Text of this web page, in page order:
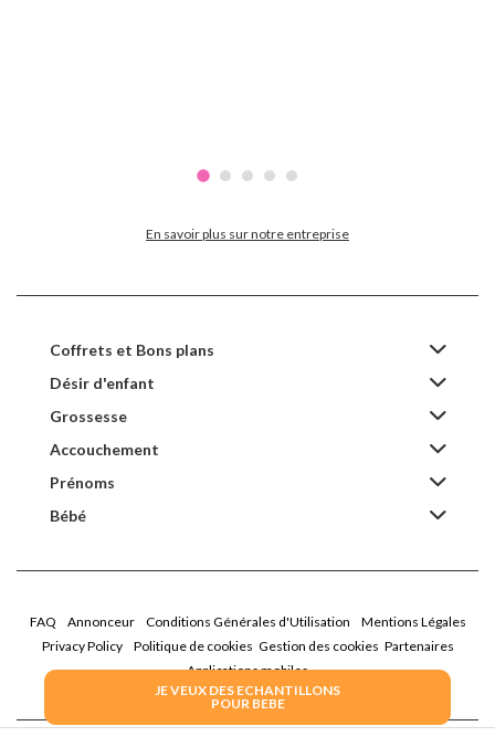
JE VEUX DES ECHANTILLONS
POUR BEBE
En savoir plus sur notre entreprise
Coffrets et Bons plans
Désir d'enfant
Grossesse
Accouchement
Prénoms
Bébé
FAQ Annonceur Conditions Générales d'Utilisation
Mentions Légales
Privacy Policy
Politique de cookies Gestion des cookies Partenaires
Applications mobiles